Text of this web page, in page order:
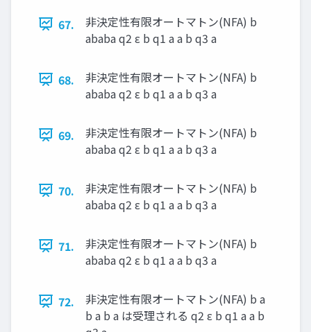
67.
非決定性有限オートマトン(NFA) b
ababa q2 ε b q1 a a b q3 a
68.
非決定性有限オートマトン(NFA) b
ababa q2 ε b q1 a a b q3 a
69.
非決定性有限オートマトン(NFA) b
ababa q2 ε b q1 a a b q3 a
70.
非決定性有限オートマトン(NFA) b
ababa q2 ε b q1 a a b q3 a
71.
非決定性有限オートマトン(NFA) b
ababa q2 ε b q1 a a b q3 a
72.
非決定性有限オートマトン(NFA) b a
b a b a は受理される q2 ε b q1 a a b